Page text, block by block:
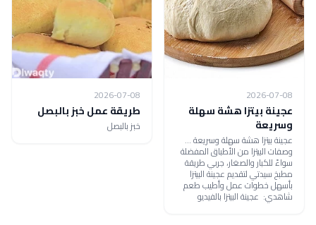
2026-07-08
عجينة بيتزا هشة سهلة
وسريعة
عجينة بيتزا هشة سهلة وسريعة ...
وصفات البيتزا من الأطباق المفضلة
سواءً للكبار والصغار، جربي طريقة
مطبخ سيدتي لتقديم عجينة البيتزا
بأسهل خطوات عمل وأطيب طعم
شاهدي: عجينة البيتزا بالفيديو
2026-07-08
طريقة عمل خبز بالبصل
خبز بالبصل